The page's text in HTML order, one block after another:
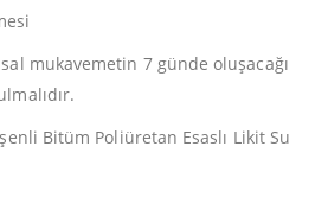
mukavemetin 7 günde oluşacağı
Bitüm Poliüretan Esaslı Likit Su